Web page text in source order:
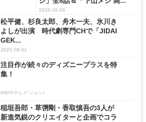
2026.08.06
松平健、杉良太郎、舟木一夫、氷川き
よしが出演 時代劇専門CHで「JIDAI
GEK...
2026.08.01
注目作が続々のディズニープラスを特
集！
PR(ザテレビジョン)
稲垣吾郎・草彅剛・香取慎吾の3人が
新進気鋭のクリエイターと企画でコラ